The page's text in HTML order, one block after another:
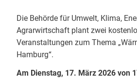
Die Behörde für Umwelt, Klima,
Agrarwirtschaft plant zwei
Veranstaltungen zum Thema
Hamburg“.
Am Dienstag, 17. März 2026 von